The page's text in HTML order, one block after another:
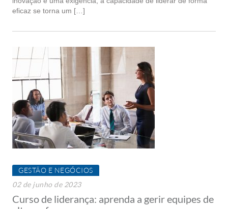
eficaz se torna um […]
GESTÃO E NEGÓCIOS
02 de junho de 2023
Curso de liderança: aprenda a gerir equipes de